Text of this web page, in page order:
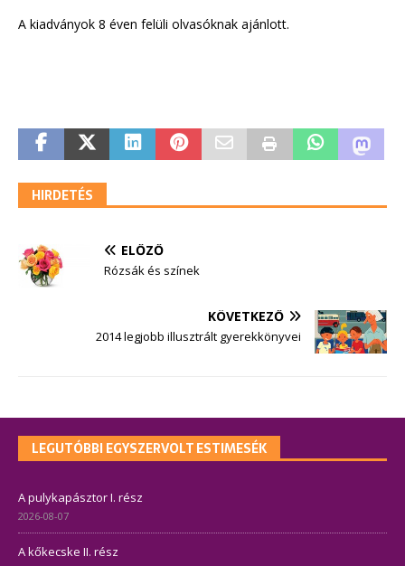
A kiadványok 8 éven felüli olvasóknak ajánlott.
HIRDETÉS
ELŐZŐ
Rózsák és színek
KÖVETKEZŐ
2014 legjobb illusztrált gyerekkönyvei
LEGUTÓBBI EGYSZERVOLT ESTIMESÉK
A pulykapásztor I. rész
2026-08-07
A kőkecske II. rész